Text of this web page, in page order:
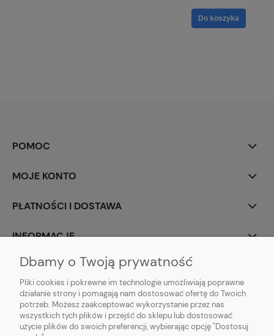
Do koszyka
POMOC
MOJE KONTO
PŁATNOŚCI I DOSTAWA
INFORMACJE
O NAS
ZLARO| ul. Fiołkowa 9, 31-457 Kraków, woj. małopolskie | E-mail:
Dbamy o Twoją prywatność
Pliki cookies i pokrewne im technologie umożliwiają poprawne
działanie strony i pomagają nam dostosować ofertę do Twoich
potrzeb. Możesz zaakceptować wykorzystanie przez nas
wszystkich tych plików i przejść do sklepu lub dostosować
użycie plików do swoich preferencji, wybierając opcję "Dostosuj